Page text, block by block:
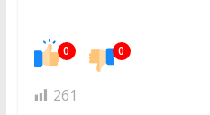
0 0
261